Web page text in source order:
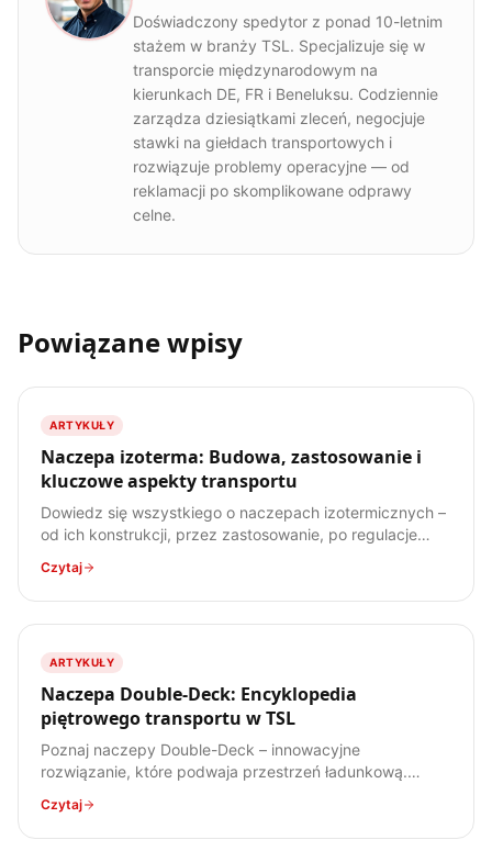
Doświadczony spedytor z ponad 10-letnim
stażem w branży TSL. Specjalizuje się w
transporcie międzynarodowym na
kierunkach DE, FR i Beneluksu. Codziennie
zarządza dziesiątkami zleceń, negocjuje
stawki na giełdach transportowych i
rozwiązuje problemy operacyjne — od
reklamacji po skomplikowane odprawy
celne.
Powiązane wpisy
ARTYKUŁY
Naczepa izoterma: Budowa, zastosowanie i
kluczowe aspekty transportu
Dowiedz się wszystkiego o naczepach izotermicznych –
od ich konstrukcji, przez zastosowanie, po regulacje
wrażliwych na temperaturę.
Czytaj
ARTYKUŁY
Naczepa Double-Deck: Encyklopedia
piętrowego transportu w TSL
Poznaj naczepy Double-Deck – innowacyjne
rozwiązanie, które podwaja przestrzeń ładunkową.
do jakich ładunków są najlepiej przystosowane.
Czytaj